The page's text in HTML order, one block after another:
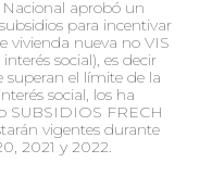
aprobó un
para incentivar
vivienda nueva no VIS
social), es decir
superan el límite de la
social, los ha
SUBSIDIOS FRECH
vigentes durante
2021 y 2022.